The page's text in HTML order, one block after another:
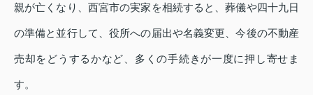
親が亡くなり、西宮市の実家を相続すると、葬儀や四十九日
の準備と並行して、役所への届出や名義変更、今後の不動産
売却をどうするかなど、多くの手続きが一度に押し寄せま
す。